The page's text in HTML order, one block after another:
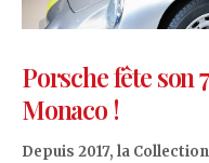
Porsche fête son
Monaco !
Depuis 2017, la